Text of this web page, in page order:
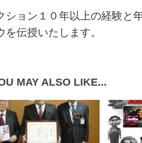
ション１０年以上の経験と
を伝授いたします。
MAY ALSO LIKE...